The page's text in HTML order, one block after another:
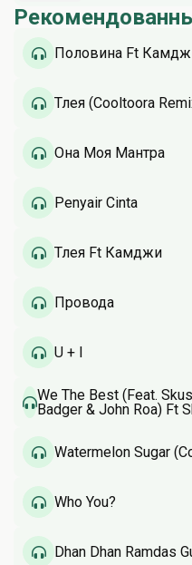
Половина Ft
Тлея (Cooltoora
Она Моя Мантра
Penyair Cinta
Тлея Ft Камджи
Провода
U + I
We The Best (Feat.
Badger & John Roa) Ft
Watermelon Sugar
Who You?
Dhan Dhan Ramdas